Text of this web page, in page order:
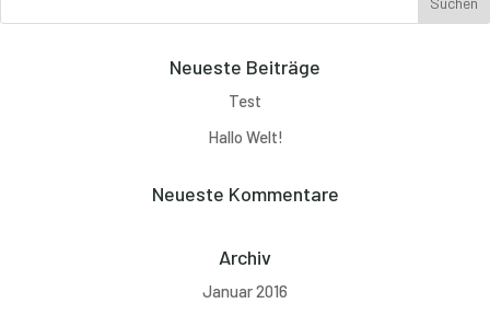
Neueste Beiträge
Test
Hallo Welt!
Neueste Kommentare
Archiv
Januar 2016